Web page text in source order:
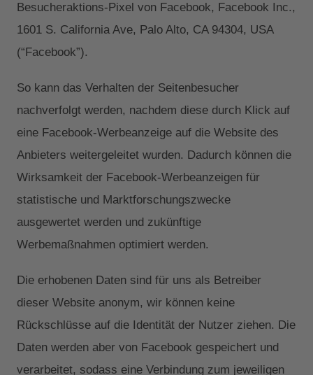
Besucheraktions-Pixel von Facebook, Facebook Inc.,
1601 S. California Ave, Palo Alto, CA 94304, USA
(“Facebook”).
So kann das Verhalten der Seitenbesucher
nachverfolgt werden, nachdem diese durch Klick auf
eine Facebook-Werbeanzeige auf die Website des
Anbieters weitergeleitet wurden. Dadurch können die
Wirksamkeit der Facebook-Werbeanzeigen für
statistische und Marktforschungszwecke
ausgewertet werden und zukünftige
Werbemaßnahmen optimiert werden.
Die erhobenen Daten sind für uns als Betreiber
dieser Website anonym, wir können keine
Rückschlüsse auf die Identität der Nutzer ziehen. Die
Daten werden aber von Facebook gespeichert und
verarbeitet, sodass eine Verbindung zum jeweiligen